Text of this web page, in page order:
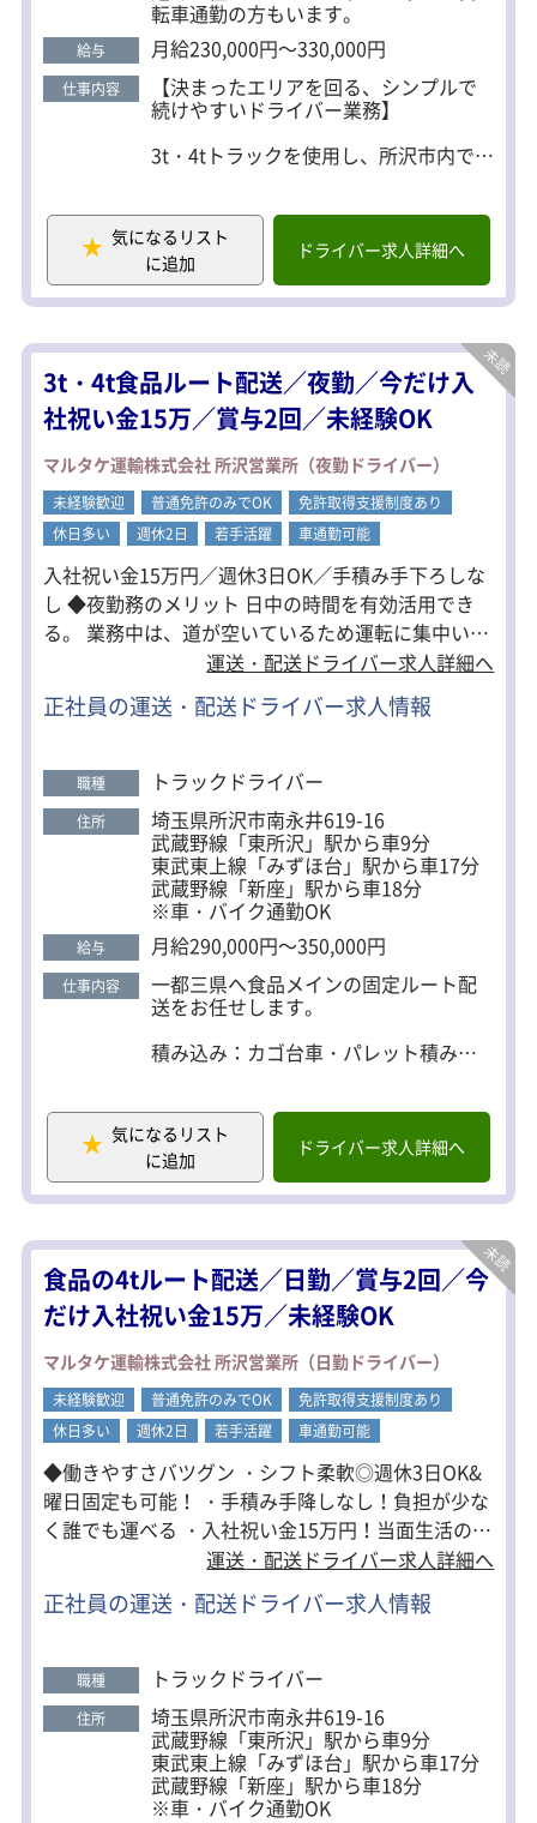
転車通勤の方もいます。
給与 月給230,000円～330,000円
仕事内容 【決まったエリアを回る、シンプルで
続けやすいドライバー業務】
3t・4tトラックを使用し、所沢市内で廃
を覚えてしまえば業務はスムーズ。
毎日同じ場所へ行くため、営業もなく
落ち着いて働ける環境です。
出社後はスケジュール確認を行い、決
められたルートを巡回。回収後は処理
施設へ運搬し、業務終了となります。
無理な長距離運転や深夜運行はなく、
日勤中心の勤務スタイルです。
入社後は先輩社員が同乗し、運転や作
業の流れを一つずつ丁寧に指導しま
す。
未経験の方でも、段階を踏んで独り立
ちできる体制が整っています。
気になるリスト
に追加
ドライバー求人詳細へ
3t・4t食品ルート配送／夜勤／今だけ入
社祝い金15万／賞与2回／未経験OK
マルタケ運輸株式会社 所沢営業所（夜勤ドライバー）
未経験歓迎 普通免許のみでOK
免許取得支援制度あり
休日多い
週休2日 若手活躍 車通勤可能
入社祝い金15万円／週休3日OK／手積み手下ろしな
し ◆夜勤務のメリット 日中の時間を有効活用でき
る。 業務中は、道が空いているため運転に集中いた
休3日OK&曜日固定も可能！ ・手積み手降しなし！
負担が少なく誰でも運べる ・入社祝い金15万円！当
歓迎 未経験者も活躍中☆ 免許補助制度・丁寧な研修
で、安心してドライバーデビューできます。 もちろ
ん経験者・ブランクがある方も大歓迎！ ＜草加営業
所もドライバー同時募集中＞ 所沢営業所から是非ご
応募ください。
運送・配送ドライバー求人詳細へ
正社員の運送・配送ドライバー求人情報
職種 トラックドライバー
住所 埼玉県所沢市南永井619-16
武蔵野線「東所沢」駅から車9分
東武東上線「みずほ台」駅から車17分
武蔵野線「新座」駅から車18分
※車・バイク通勤OK
給与 月給290,000円～350,000円
仕事内容 一都三県へ食品メインの固定ルート配
送をお任せします。
積み込み：カゴ台車・パレット積み！
具体的には……
・大手スーパーへの配送
・大手ファーストフード店への配送
・工場から配送センターへの横持ち
・走行距離150km
店舗配送の場合は、1回の配送で2～3件
の店舗を回り、その後戻って積み直
し、さらに2～3件を配送します。
センター間の配送では、2往復していた
だきます。
【研修について】
まずトラックの車両感覚を掴むところ
から！
ルート確認は先輩との同乗研修を行
い、
1～2ヶ月かけて着実に業務に慣れてい
ただきます。
ドライバーデビューもブランクも安心
です。
気になるリスト
に追加
ドライバー求人詳細へ
食品の4tルート配送／日勤／賞与2回／今
だけ入社祝い金15万／未経験OK
マルタケ運輸株式会社 所沢営業所（日勤ドライバー）
未経験歓迎 普通免許のみでOK
免許取得支援制度あり
休日多い
週休2日 若手活躍 車通勤可能
◆働きやすさバツグン ・シフト柔軟◎週休3日OK&
曜日固定も可能！ ・手積み手降しなし！負担が少な
く誰でも運べる ・入社祝い金15万円！当面生活の心
者も活躍中☆ 免許補助制度・丁寧な研修で、安心し
てドライバーデビューできます。 もちろん経験者・
バー同時募集中＞ 所沢営業所から是非ご応募くださ
い。
運送・配送ドライバー求人詳細へ
正社員の運送・配送ドライバー求人情報
職種 トラックドライバー
住所 埼玉県所沢市南永井619-16
武蔵野線「東所沢」駅から車9分
東武東上線「みずほ台」駅から車17分
武蔵野線「新座」駅から車18分
※車・バイク通勤OK